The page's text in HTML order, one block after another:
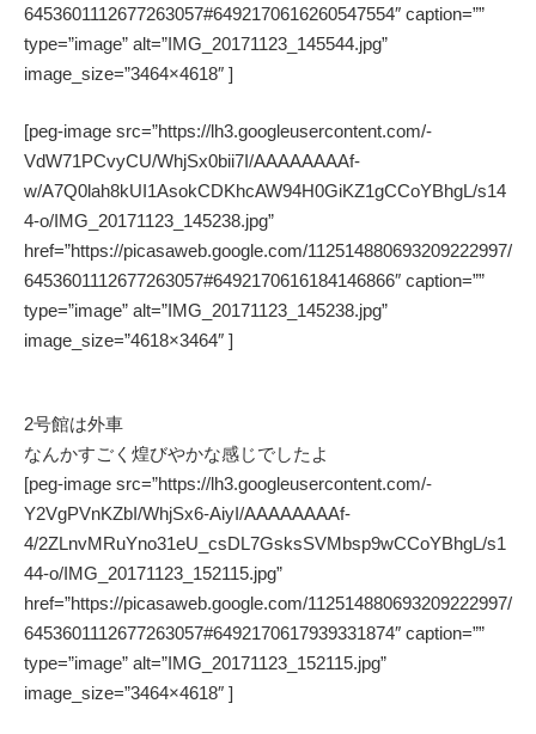
6453601112677263057#6492170616260547554″ caption=””
type=”image” alt=”IMG_20171123_145544.jpg”
image_size=”3464×4618″ ]
[peg-image src=”https://lh3.googleusercontent.com/-
VdW71PCvyCU/WhjSx0bii7I/AAAAAAAAf-
w/A7Q0lah8kUI1AsokCDKhcAW94H0GiKZ1gCCoYBhgL/s14
4-o/IMG_20171123_145238.jpg”
href=”https://picasaweb.google.com/112514880693209222997/
6453601112677263057#6492170616184146866″ caption=””
type=”image” alt=”IMG_20171123_145238.jpg”
image_size=”4618×3464″ ]
2号館は外車
なんかすごく煌びやかな感じでしたよ
[peg-image src=”https://lh3.googleusercontent.com/-
Y2VgPVnKZbI/WhjSx6-AiyI/AAAAAAAAf-
4/2ZLnvMRuYno31eU_csDL7GsksSVMbsp9wCCoYBhgL/s1
44-o/IMG_20171123_152115.jpg”
href=”https://picasaweb.google.com/112514880693209222997/
6453601112677263057#6492170617939331874″ caption=””
type=”image” alt=”IMG_20171123_152115.jpg”
image_size=”3464×4618″ ]